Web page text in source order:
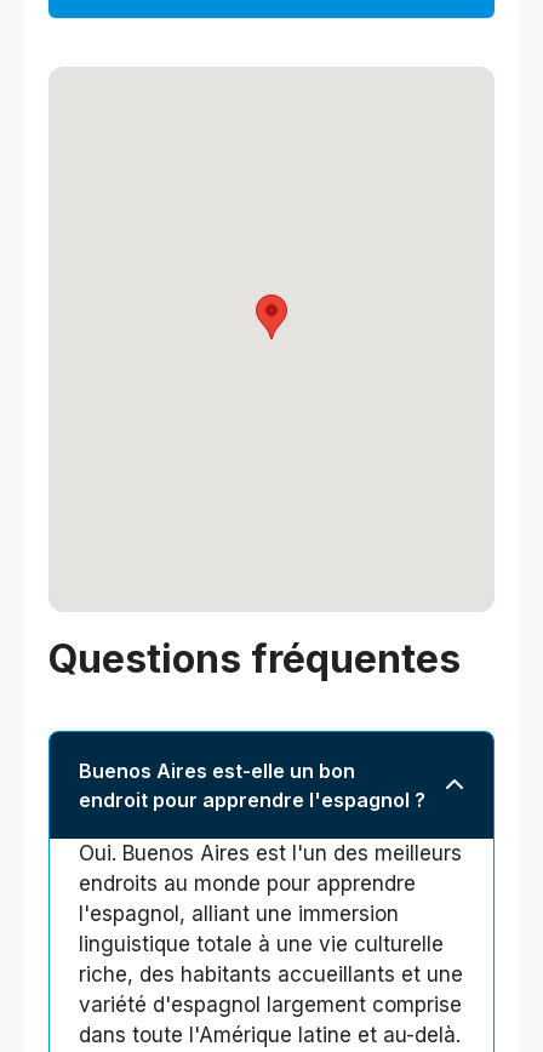
Questions fréquentes
Buenos Aires est-elle un bon
endroit pour apprendre l'espagnol ?
Oui. Buenos Aires est l'un des meilleurs
endroits au monde pour apprendre
l'espagnol, alliant une immersion
linguistique totale à une vie culturelle
riche, des habitants accueillants et une
variété d'espagnol largement comprise
dans toute l'Amérique latine et au-delà.